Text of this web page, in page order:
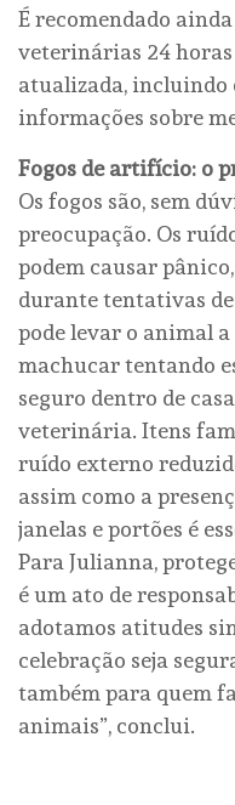
É recomendado
veterinárias 24
atualizada, incluindo
informações sobre
Fogos de artifício: o
Os fogos são, sem
preocupação. Os
podem causar
durante tentativas
pode levar o animal a
machucar tentando
seguro dentro de
veterinária. Itens
ruído externo
assim como a
janelas e portões é
Para Julianna,
é um ato de
adotamos atitudes
celebração seja
também para quem
animais”, conclui.